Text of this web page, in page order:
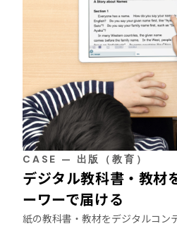
CASE — 出版（教育）
デジタル教科書・教材
ーワーで届ける
紙の教科書・教材をデジタルコン